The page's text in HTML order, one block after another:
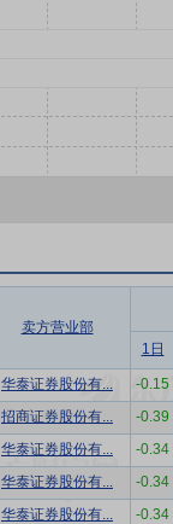
卖方营业部
1日
华泰证券股份有... -0.15
招商证券股份有... -0.39
华泰证券股份有... -0.34
华泰证券股份有... -0.34
华泰证券股份有... -0.34